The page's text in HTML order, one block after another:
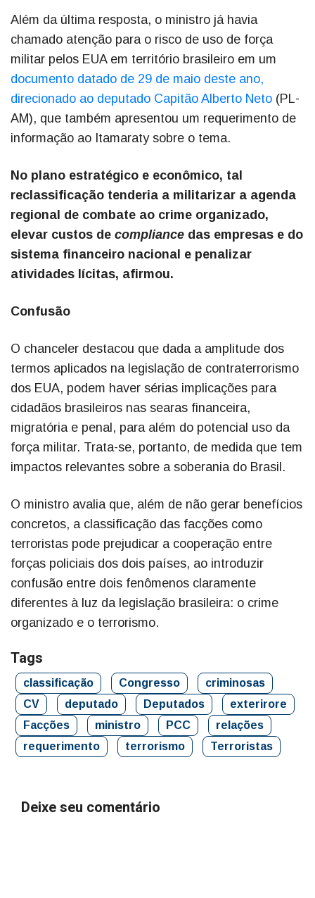
Além da última resposta, o ministro já havia
chamado atenção para o risco de uso de força
militar pelos EUA em território brasileiro em um
documento datado de 29 de maio deste ano,
direcionado ao deputado Capitão Alberto Neto (PL-
AM), que também apresentou um requerimento de
informação ao Itamaraty sobre o tema.
No plano estratégico e econômico, tal
reclassificação tenderia a militarizar a agenda
regional de combate ao crime organizado,
elevar custos de compliance das empresas e do
sistema financeiro nacional e penalizar
atividades lícitas, afirmou.
Confusão
O chanceler destacou que dada a amplitude dos
termos aplicados na legislação de contraterrorismo
dos EUA, podem haver sérias implicações para
cidadãos brasileiros nas searas financeira,
migratória e penal, para além do potencial uso da
força militar. Trata-se, portanto, de medida que tem
impactos relevantes sobre a soberania do Brasil.
O ministro avalia que, além de não gerar benefícios
concretos, a classificação das facções como
terroristas pode prejudicar a cooperação entre
forças policiais dos dois países, ao introduzir
confusão entre dois fenômenos claramente
diferentes à luz da legislação brasileira: o crime
organizado e o terrorismo.
Tags
classificação Congresso
criminosas
CV
deputado Deputados
exterirore
Facções
ministro PCC
relações
requerimento
terrorismo Terroristas
Deixe seu comentário